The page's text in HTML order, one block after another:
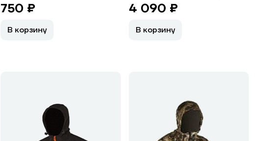
750 ₽
В корзину
4 090 ₽
В корзину